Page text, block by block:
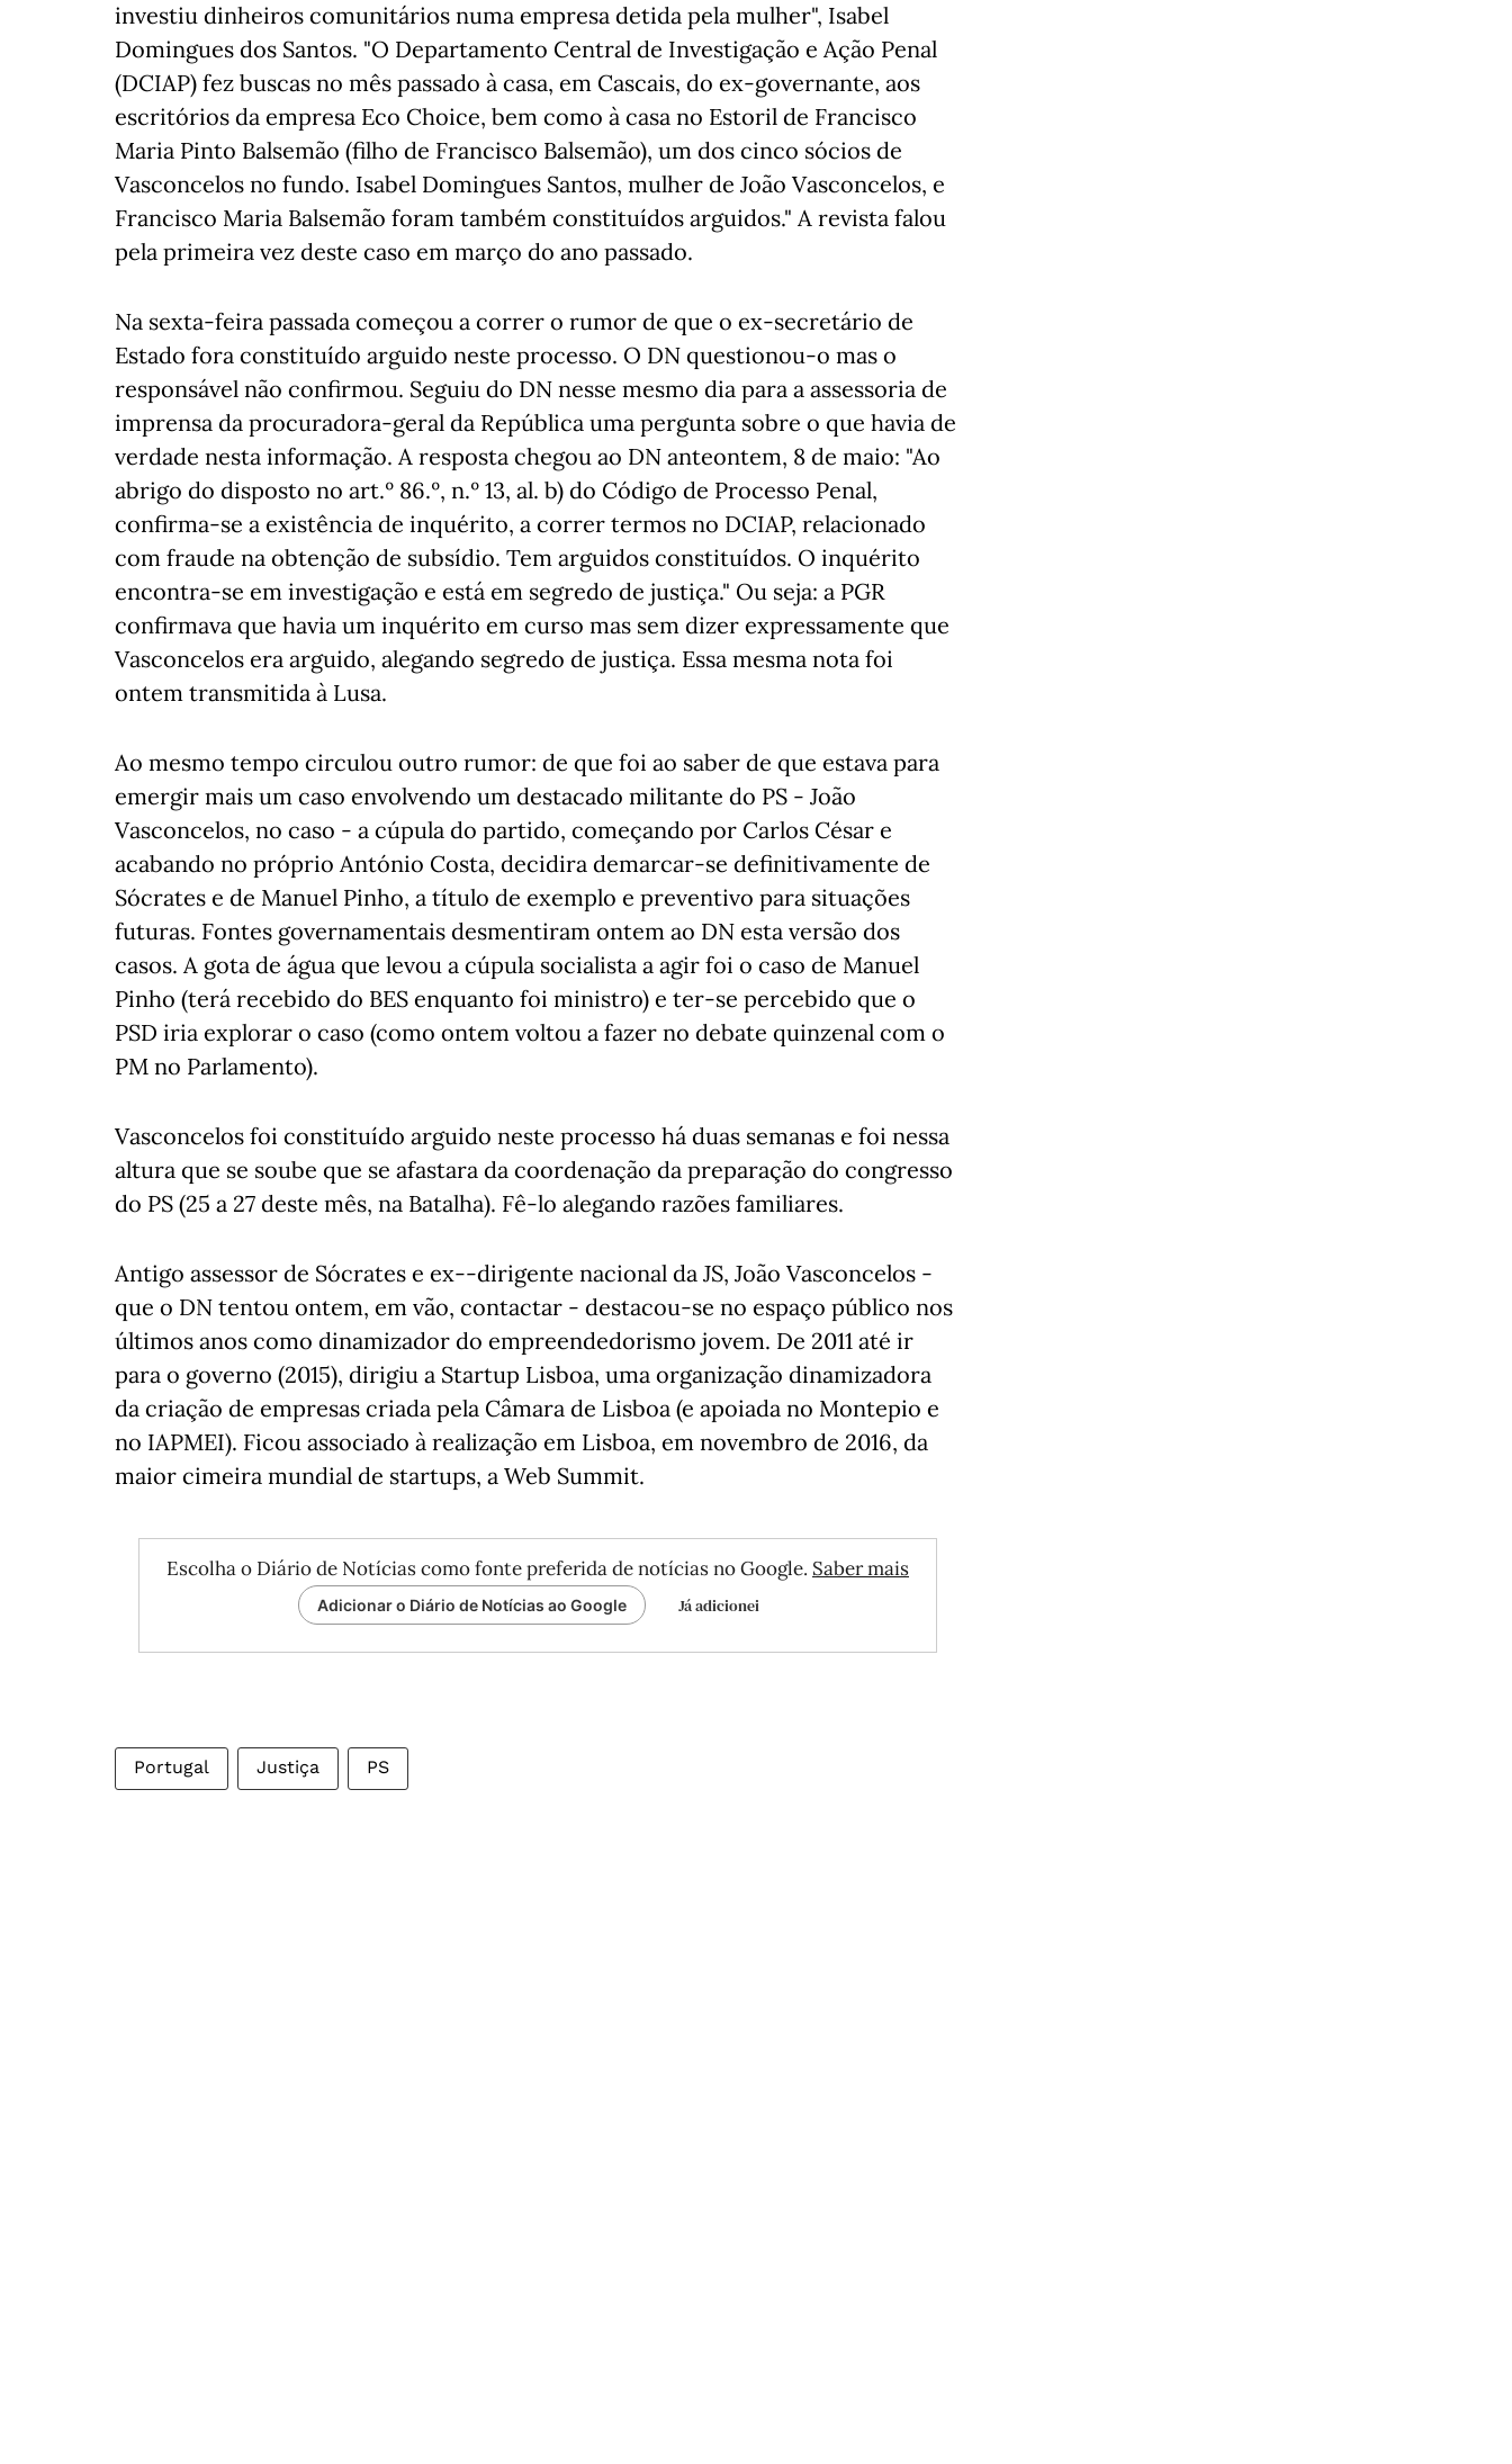
investiu dinheiros comunitários numa empresa detida pela mulher", Isabel
Domingues dos Santos. "O Departamento Central de Investigação e Ação Penal
(DCIAP) fez buscas no mês passado à casa, em Cascais, do ex-governante, aos
escritórios da empresa Eco Choice, bem como à casa no Estoril de Francisco
Maria Pinto Balsemão (filho de Francisco Balsemão), um dos cinco sócios de
Vasconcelos no fundo. Isabel Domingues Santos, mulher de João Vasconcelos, e
Francisco Maria Balsemão foram também constituídos arguidos." A revista falou
pela primeira vez deste caso em março do ano passado.
Na sexta-feira passada começou a correr o rumor de que o ex-secretário de
Estado fora constituído arguido neste processo. O DN questionou-o mas o
responsável não confirmou. Seguiu do DN nesse mesmo dia para a assessoria de
imprensa da procuradora-geral da República uma pergunta sobre o que havia de
verdade nesta informação. A resposta chegou ao DN anteontem, 8 de maio: "Ao
abrigo do disposto no art.º 86.º, n.º 13, al. b) do Código de Processo Penal,
confirma-se a existência de inquérito, a correr termos no DCIAP, relacionado
com fraude na obtenção de subsídio. Tem arguidos constituídos. O inquérito
encontra-se em investigação e está em segredo de justiça." Ou seja: a PGR
confirmava que havia um inquérito em curso mas sem dizer expressamente que
Vasconcelos era arguido, alegando segredo de justiça. Essa mesma nota foi
ontem transmitida à Lusa.
Ao mesmo tempo circulou outro rumor: de que foi ao saber de que estava para
emergir mais um caso envolvendo um destacado militante do PS - João
Vasconcelos, no caso - a cúpula do partido, começando por Carlos César e
acabando no próprio António Costa, decidira demarcar-se definitivamente de
Sócrates e de Manuel Pinho, a título de exemplo e preventivo para situações
futuras. Fontes governamentais desmentiram ontem ao DN esta versão dos
casos. A gota de água que levou a cúpula socialista a agir foi o caso de Manuel
Pinho (terá recebido do BES enquanto foi ministro) e ter-se percebido que o
PSD iria explorar o caso (como ontem voltou a fazer no debate quinzenal com o
PM no Parlamento).
Vasconcelos foi constituído arguido neste processo há duas semanas e foi nessa
altura que se soube que se afastara da coordenação da preparação do congresso
do PS (25 a 27 deste mês, na Batalha). Fê-lo alegando razões familiares.
Antigo assessor de Sócrates e ex--dirigente nacional da JS, João Vasconcelos -
que o DN tentou ontem, em vão, contactar - destacou-se no espaço público nos
últimos anos como dinamizador do empreendedorismo jovem. De 2011 até ir
para o governo (2015), dirigiu a Startup Lisboa, uma organização dinamizadora
da criação de empresas criada pela Câmara de Lisboa (e apoiada no Montepio e
no IAPMEI). Ficou associado à realização em Lisboa, em novembro de 2016, da
maior cimeira mundial de startups, a Web Summit.
Escolha o Diário de Notícias como fonte preferida de notícias no Google. Saber mais
Adicionar o Diário de Notícias ao Google Já adicionei
Portugal Justiça PS